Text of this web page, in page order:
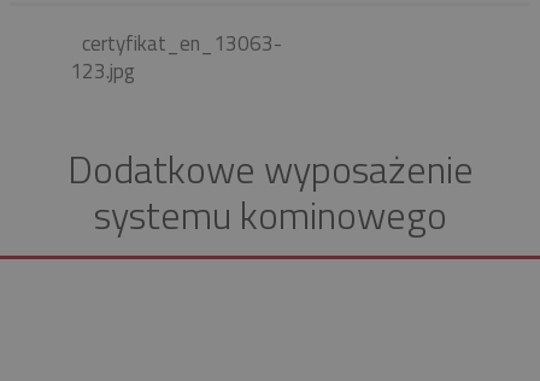
certyfikat_en_13063-
123.jpg
Dodatkowe wyposażenie
systemu kominowego